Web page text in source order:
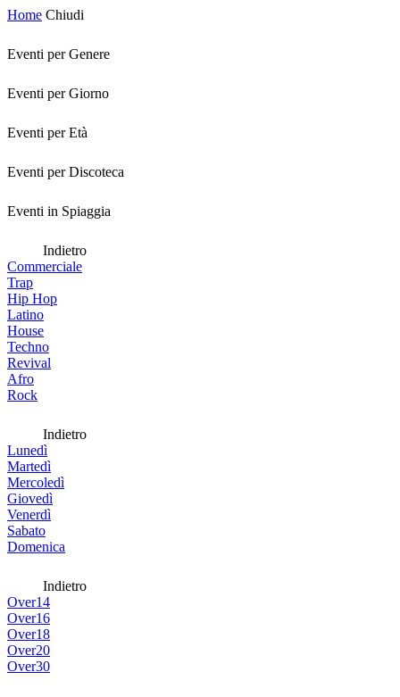
Home Chiudi
Eventi per Genere
Eventi per Giorno
Eventi per Età
Eventi per Discoteca
Eventi in Spiaggia
Indietro
Commerciale
Trap
Hip Hop
Latino
House
Techno
Revival
Afro
Rock
Indietro
Lunedì
Martedì
Mercoledì
Giovedì
Venerdì
Sabato
Domenica
Indietro
Over14
Over16
Over18
Over20
Over30